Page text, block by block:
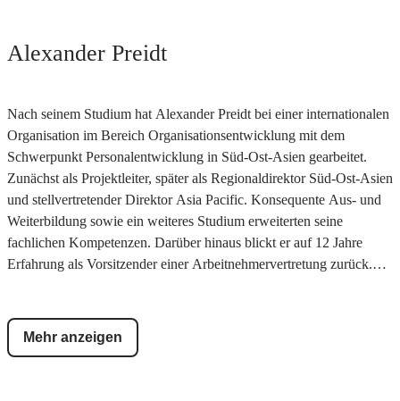
Alexander Preidt
Nach seinem Studium hat Alexander Preidt bei einer internationalen
Organisation im Bereich Organisationsentwicklung mit dem
Schwerpunkt Personalentwicklung in Süd-Ost-Asien gearbeitet.
Zunächst als Projektleiter, später als Regionaldirektor Süd-Ost-Asien
und stellvertretender Direktor Asia Pacific. Konsequente Aus- und
Weiterbildung sowie ein weiteres Studium erweiterten seine
fachlichen Kompetenzen. Darüber hinaus blickt er auf 12 Jahre
Erfahrung als Vorsitzender einer Arbeitnehmervertretung zurück.
Mehr anzeigen